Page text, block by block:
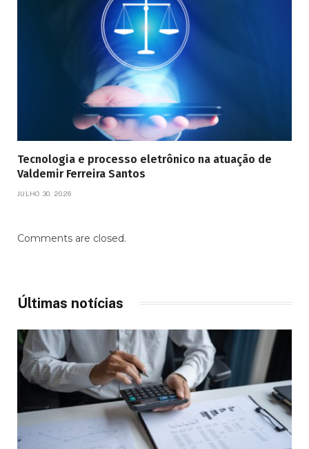
Tecnologia e processo eletrônico na atuação de
Valdemir Ferreira Santos
JULHO 30, 2026
Comments are closed.
Últimas notícias